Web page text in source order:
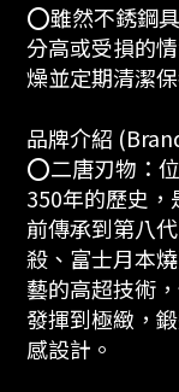
⭕️雖然不銹鋼
分高或受損的
燥並定期清潔保
品牌介紹
⭕️二唐刃物：
350年的歷史，
前傳承到第八
殺、富士月本
藝的高超技術
發揮到極緻，
感設計。